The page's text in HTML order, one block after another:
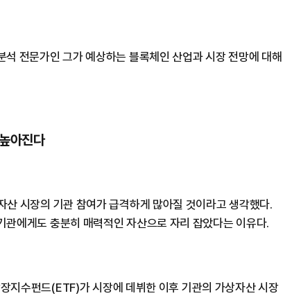
전문가인 그가 예상하는 블록체인 산업과 시장 전망에 대해
아진다
시장의 기관 참여가 급격하게 많아질 것이라고 생각했다.
에게도 충분히 매력적인 자산으로 자리 잡았다는 이유다.
지수펀드(ETF)가 시장에 데뷔한 이후 기관의 가상자산 시장